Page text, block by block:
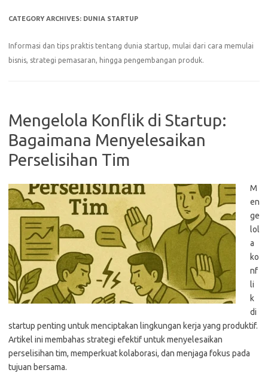
CATEGORY ARCHIVES: DUNIA STARTUP
Informasi dan tips praktis tentang dunia startup, mulai dari cara memulai
bisnis, strategi pemasaran, hingga pengembangan produk.
Mengelola Konflik di Startup:
Bagaimana Menyelesaikan
Perselisihan Tim
M
en
ge
lol
a
ko
nf
li
k
di
startup penting untuk menciptakan lingkungan kerja yang produktif.
Artikel ini membahas strategi efektif untuk menyelesaikan
perselisihan tim, memperkuat kolaborasi, dan menjaga fokus pada
tujuan bersama.